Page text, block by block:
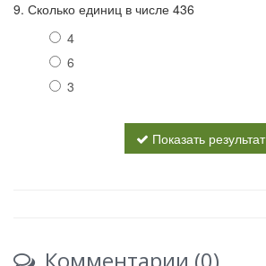
9. Сколько единиц в числе 436
4
6
3
Показать результат